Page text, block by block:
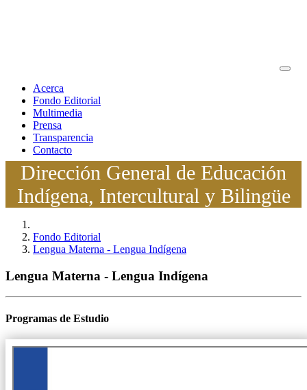
Acerca
Fondo Editorial
Multimedia
Prensa
Transparencia
Contacto
Dirección General de Educación
Indígena, Intercultural y Bilingüe
Fondo Editorial
Lengua Materna - Lengua Indígena
Lengua Materna - Lengua Indígena
Programas de Estudio